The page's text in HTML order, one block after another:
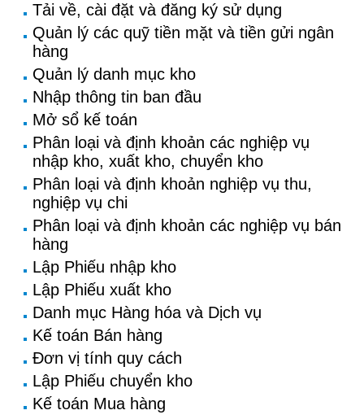
Tải về, cài đặt và đăng ký sử dụng
Quản lý các quỹ tiền mặt và tiền gửi ngân
hàng
Quản lý danh mục kho
Nhập thông tin ban đầu
Mở sổ kế toán
Phân loại và định khoản các nghiệp vụ
nhập kho, xuất kho, chuyển kho
Phân loại và định khoản nghiệp vụ thu,
nghiệp vụ chi
Phân loại và định khoản các nghiệp vụ bán
hàng
Lập Phiếu nhập kho
Lập Phiếu xuất kho
Danh mục Hàng hóa và Dịch vụ
Kế toán Bán hàng
Đơn vị tính quy cách
Lập Phiếu chuyển kho
Kế toán Mua hàng